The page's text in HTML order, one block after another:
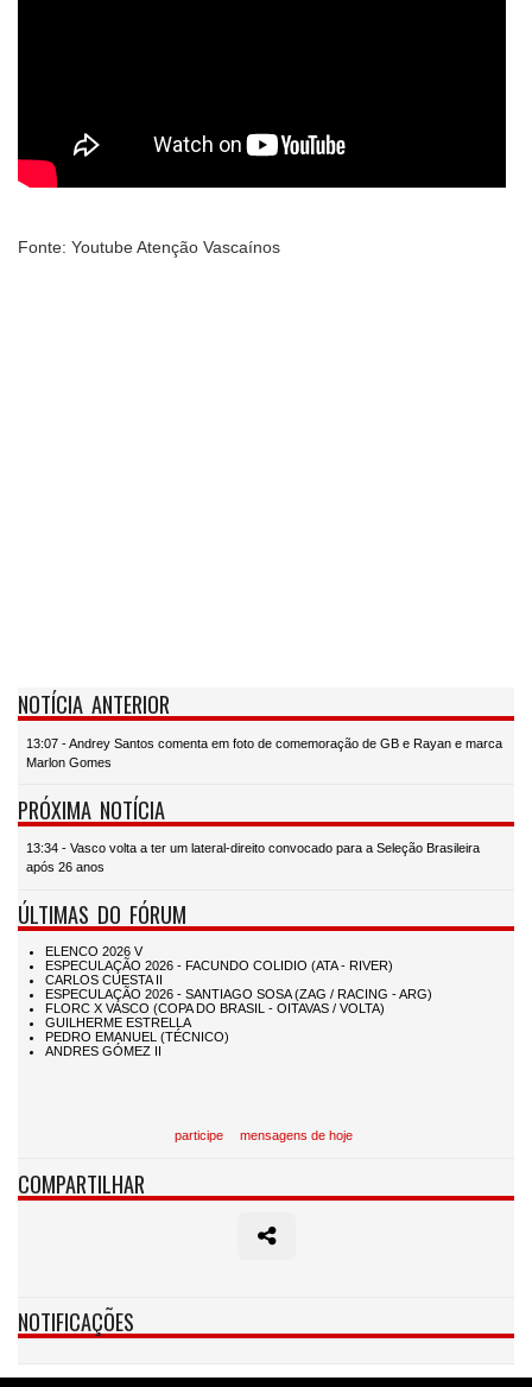
Fonte: Youtube Atenção Vascaínos
NOTÍCIA ANTERIOR
13:07 - Andrey Santos comenta em foto de comemoração de GB e Rayan e marca
Marlon Gomes
PRÓXIMA NOTÍCIA
13:34 - Vasco volta a ter um lateral-direito convocado para a Seleção Brasileira
após 26 anos
ÚLTIMAS DO FÓRUM
participe mensagens de hoje
COMPARTILHAR
NOTIFICAÇÕES